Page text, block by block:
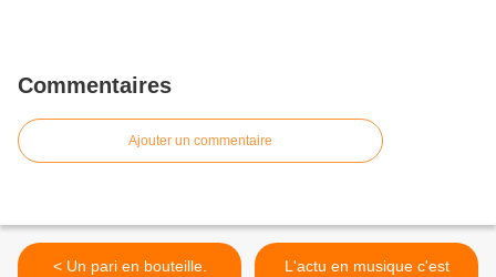
Commentaires
Ajouter un commentaire
< Un pari en bouteille.
L'actu en musique c'est